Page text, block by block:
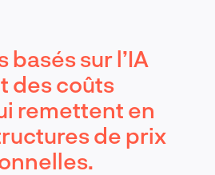
basés sur l’IA
des coûts
remettent en
de prix